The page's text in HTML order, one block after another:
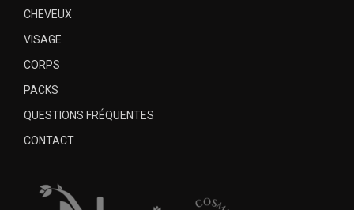
CHEVEUX
VISAGE
CORPS
PACKS
QUESTIONS FRÉQUENTES
CONTACT